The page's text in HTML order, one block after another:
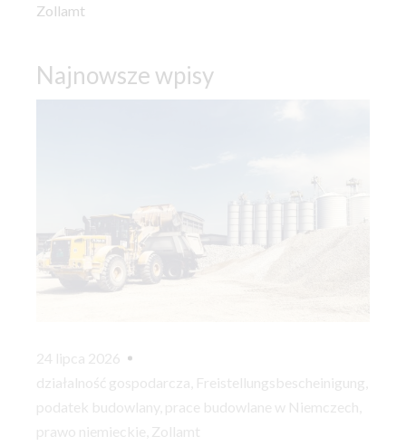
Zollamt
Najnowsze wpisy
24 lipca 2026
działalność gospodarcza Freistellungsbescheinigung
podatek budowlany prace budowlane w Niemczech
prawo niemieckie
Zollamt